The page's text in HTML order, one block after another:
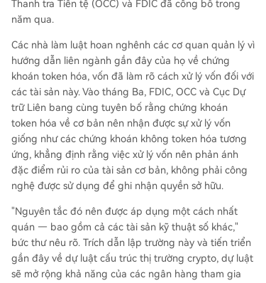
Thanh tra Tiền tệ (OCC) và FDIC đã công bố trong
năm qua.
Các nhà làm luật hoan nghênh các cơ quan quản lý vì
hướng dẫn liên ngành gần đây của họ về chứng
khoán token hóa, vốn đã làm rõ cách xử lý vốn đối với
các tài sản này. Vào tháng Ba, FDIC, OCC và Cục Dự
trữ Liên bang cùng tuyên bố rằng chứng khoán
token hóa về cơ bản nên nhận được sự xử lý vốn
giống như các chứng khoán không token hóa tương
ứng, khẳng định rằng việc xử lý vốn nên phản ánh
đặc điểm rủi ro của tài sản cơ bản, không phải công
nghệ được sử dụng để ghi nhận quyền sở hữu.
"Nguyên tắc đó nên được áp dụng một cách nhất
quán — bao gồm cả các tài sản kỹ thuật số khác,"
bức thư nêu rõ. Trích dẫn lập trường này và tiến triển
gần đây về dự luật cấu trúc thị trường crypto, dự luật
sẽ mở rộng khả năng của các ngân hàng tham gia